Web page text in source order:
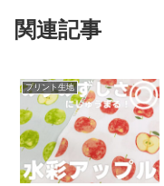
関連記事
プリント生地